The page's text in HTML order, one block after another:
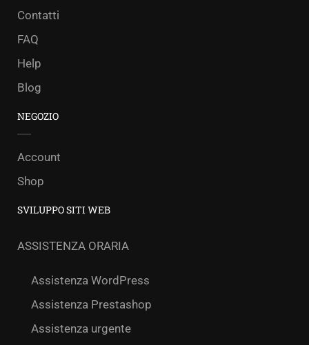
Contatti
FAQ
Help
Blog
NEGOZIO
Account
Shop
SVILUPPO SITI WEB
ASSISTENZA ORARIA
Assistenza WordPress
Assistenza Prestashop
Assistenza urgente